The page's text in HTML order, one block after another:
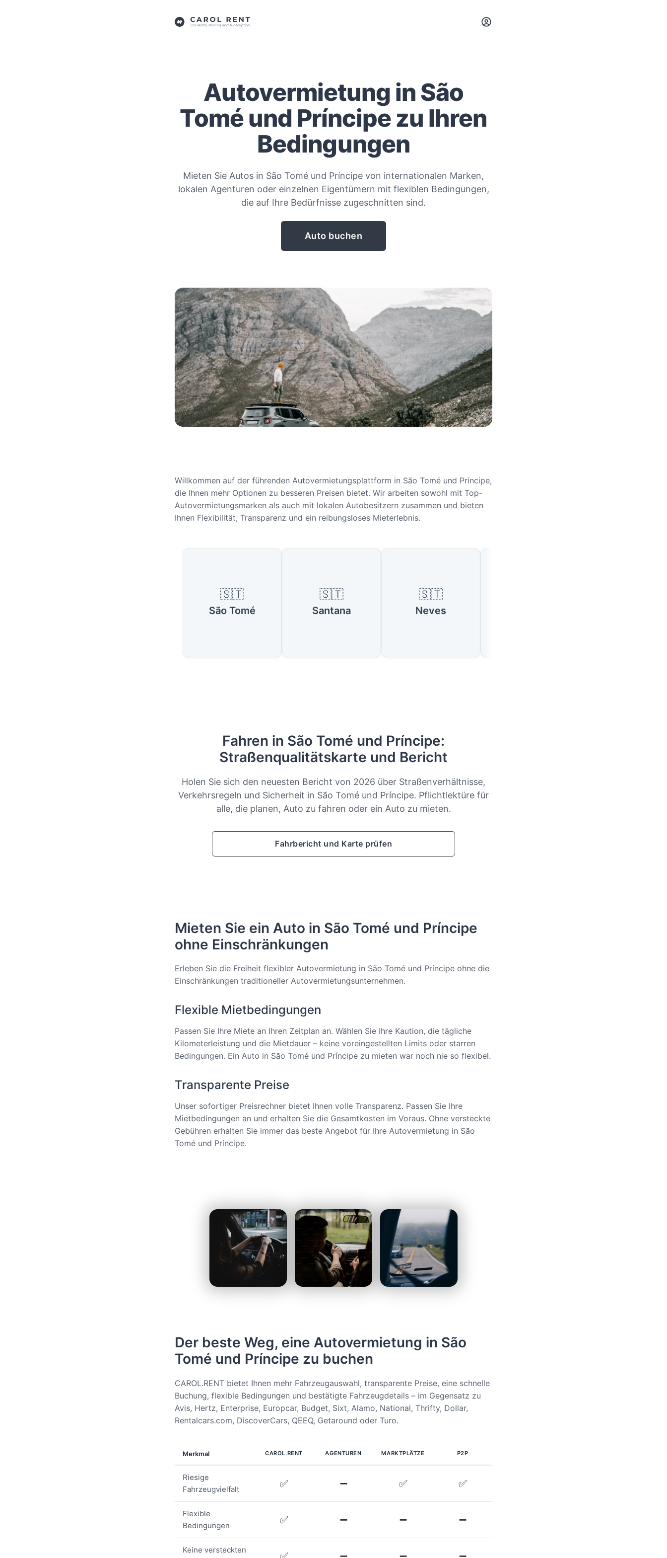
Autovermietung in São
Tomé und Príncipe zu Ihren
Bedingungen
Mieten Sie Autos in São Tomé und Príncipe von internationalen Marken,
lokalen Agenturen oder einzelnen Eigentümern mit flexiblen Bedingungen,
die auf Ihre Bedürfnisse zugeschnitten sind.
Auto buchen
Willkommen auf der führenden Autovermietungsplattform in São Tomé und Príncipe,
die Ihnen mehr Optionen zu besseren Preisen bietet. Wir arbeiten sowohl mit Top-
Autovermietungsmarken als auch mit lokalen Autobesitzern zusammen und bieten
Ihnen Flexibilität, Transparenz und ein reibungsloses Mieterlebnis.
Beliebte Städte in São Tomé und Príncipe
🇸🇹
São Tomé
🇸🇹
Santana
🇸🇹
Neves
Fahren in São Tomé und Príncipe:
Straßenqualitätskarte und Bericht
Holen Sie sich den neuesten Bericht von 2026 über Straßenverhältnisse,
Verkehrsregeln und Sicherheit in São Tomé und Príncipe. Pflichtlektüre für
alle, die planen, Auto zu fahren oder ein Auto zu mieten.
Fahrbericht und Karte prüfen
Mieten Sie ein Auto in São Tomé und Príncipe
ohne Einschränkungen
Erleben Sie die Freiheit flexibler Autovermietung in São Tomé und Príncipe ohne die
Einschränkungen traditioneller Autovermietungsunternehmen.
Flexible Mietbedingungen
Passen Sie Ihre Miete an Ihren Zeitplan an. Wählen Sie Ihre Kaution, die tägliche
Kilometerleistung und die Mietdauer – keine voreingestellten Limits oder starren
Bedingungen. Ein Auto in São Tomé und Príncipe zu mieten war noch nie so flexibel.
Transparente Preise
Unser sofortiger Preisrechner bietet Ihnen volle Transparenz. Passen Sie Ihre
Mietbedingungen an und erhalten Sie die Gesamtkosten im Voraus. Ohne versteckte
Gebühren erhalten Sie immer das beste Angebot für Ihre Autovermietung in São
Tomé und Príncipe.
Der beste Weg, eine Autovermietung in São
Tomé und Príncipe zu buchen
CAROL.RENT bietet Ihnen mehr Fahrzeugauswahl, transparente Preise, eine schnelle
Buchung, flexible Bedingungen und bestätigte Fahrzeugdetails – im Gegensatz zu
Avis, Hertz, Enterprise, Europcar, Budget, Sixt, Alamo, National, Thrifty, Dollar,
Rentalcars.com, DiscoverCars, QEEQ, Getaround oder Turo.
Merkmal CAROL.RENT AGENTUREN MARKTPLÄTZE P2P
Riesige
Fahrzeugvielfalt
✅ ➖ ✅ ✅
Flexible
Bedingungen
✅ ➖ ➖ ➖
Keine versteckten